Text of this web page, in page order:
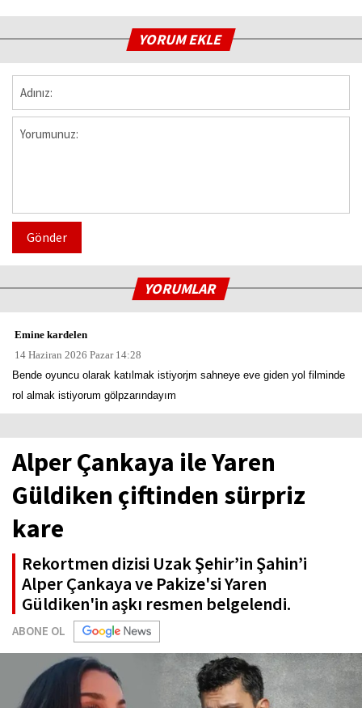
YORUM EKLE
Gönder
YORUMLAR
Emine kardelen
14 Haziran 2026 Pazar 14:28
Bende oyuncu olarak katılmak istiyorjm sahneye eve giden yol filminde
rol almak istiyorum gölpzarındayım
Alper Çankaya ile Yaren
Güldiken çiftinden sürpriz
kare
Rekortmen dizisi Uzak Şehir’in Şahin’i
Alper Çankaya ve Pakize'si Yaren
Güldiken'in aşkı resmen belgelendi.
ABONE OL